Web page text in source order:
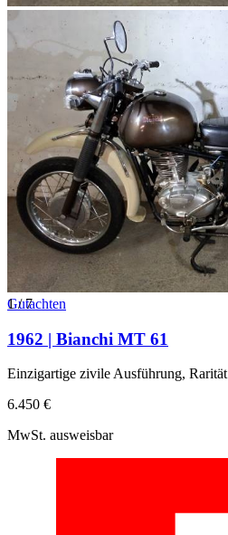
1/7
Gutachten
1962 | Bianchi MT 61
Einzigartige zivile Ausführung, Rarität
6.450 €
MwSt. ausweisbar